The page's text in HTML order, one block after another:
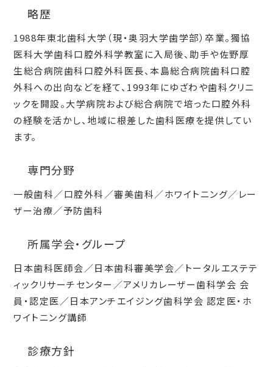
略歴
1988年東北歯科大学（現・奥羽大学歯学部）卒業。獨協
医科大学歯科口腔外科学教室に入局後、助手や佐野厚
生総合病院歯科口腔外科医長、本島総合病院歯科口腔
外科への出向などを経て、1993年にゆざわや歯科クリニ
ックを開設。大学病院および総合病院で培った口腔外科
の経験を活かし、地域に根差した歯科医療を提供してい
ます。
専門分野
一般歯科／口腔外科／審美歯科／ホワイトニング／レー
ザー治療／予防歯科
所属学会・グループ
日本歯科医師会／日本歯科審美学会／トータルエステテ
ィックリサーチセンター／アメリカレーザー歯科学会 会
員・認定医／日本アンチエイジング歯科学会 認定医・ホ
ワイトニング講師
診療方針